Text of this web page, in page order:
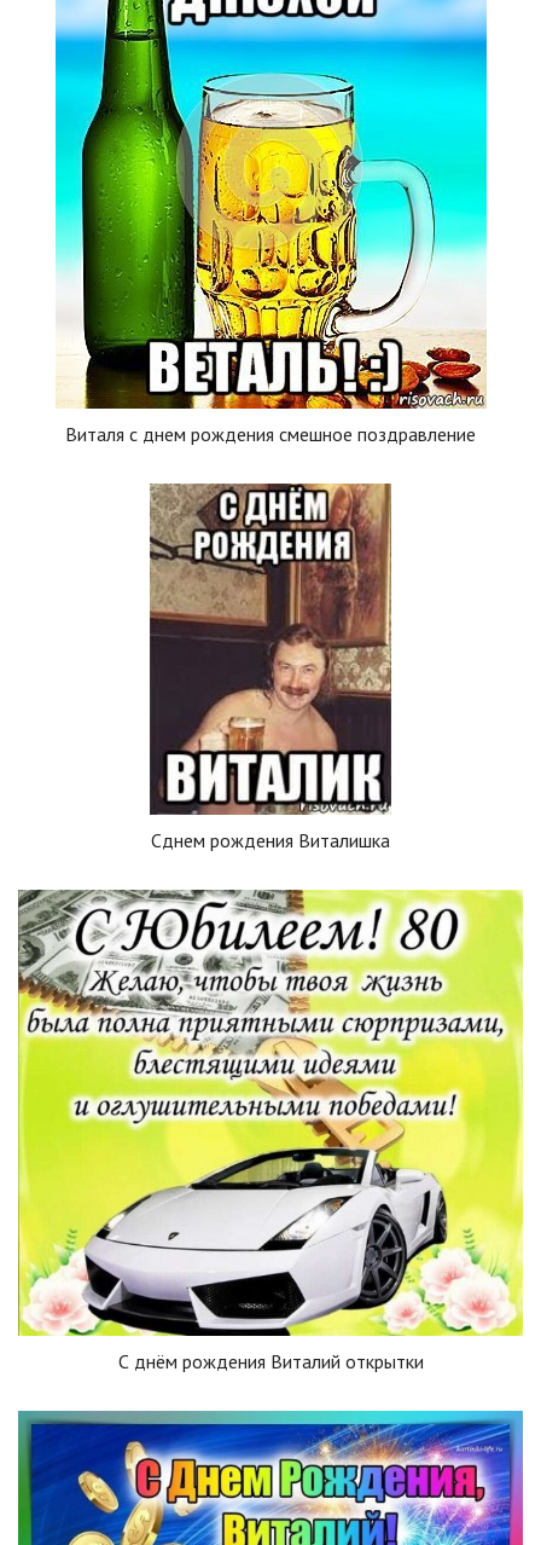
Виталя с днем рождения смешное поздравление
Сднем рождения Виталишка
С днём рождения Виталий открытки